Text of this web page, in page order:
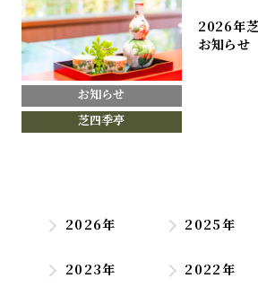
お知らせ
芝四季亭
2026年
お知らせ
2026年 2025年
2023年 2022年